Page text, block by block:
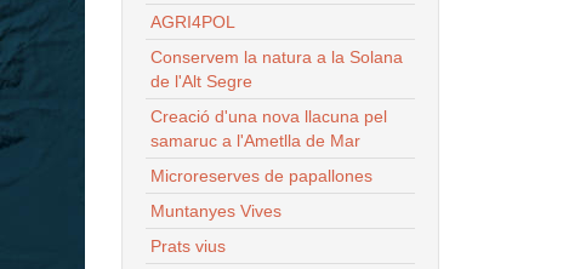
AGRI4POL
Conservem la natura a la Solana
de l'Alt Segre
Creació d'una nova llacuna pel
samaruc a l'Ametlla de Mar
Microreserves de papallones
Muntanyes Vives
Prats vius